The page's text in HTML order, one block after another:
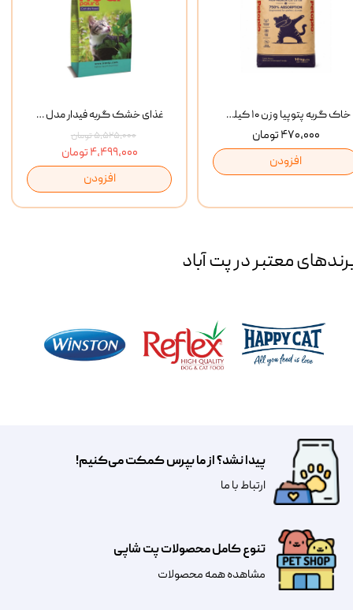
غذای خشک گربه فیدار مدل Adult وزن 10 کیلوگرم
۵,۵۲۵,۰۰۰ تومان
۴,۴۹۹,۰۰۰ تومان
افزودن
خاک گربه پتوپیا وزن ۱۰ کیلوگرم
۴۷۰,۰۰۰ تومان
افزودن
معتبر در پت آباد
تنوع کامل محصولات پت شاپی
مشاهده همه محصولات
پیدا نشد؟ از ما بپرس کمکت می‌کنیم!
​​​ارتباط با ما